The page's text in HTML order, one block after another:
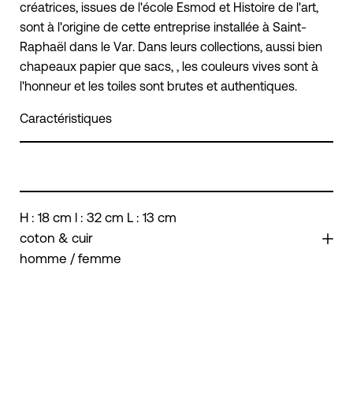
créatrices, issues de l'école Esmod et Histoire de l'art,
sont à l'origine de cette entreprise installée à Saint-
Raphaël dans le Var. Dans leurs collections, aussi bien
chapeaux papier que sacs, , les couleurs vives sont à
l'honneur et les toiles sont brutes et authentiques.
Caractéristiques
H : 18 cm l : 32 cm L : 13 cm
coton & cuir
homme / femme